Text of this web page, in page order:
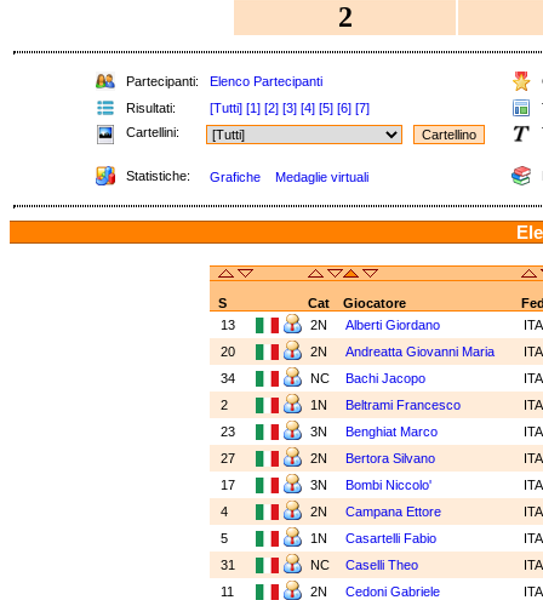
2
Partecipanti: Elenco Partecipanti
Risultati:
[Tutti] [1] [2] [3] [4] [5] [6] [7]
Cartellini:
Statistiche: Grafiche Medaglie virtuali
S Cat Giocatore
13
2N Alberti Giordano
20
2N Andreatta Giovanni Maria
34
NC Bachi Jacopo
2
1N Beltrami Francesco
23
3N Benghiat Marco
27
2N Bertora Silvano
17
3N Bombi Niccolo'
4
2N Campana Ettore
5
1N Casartelli Fabio
31
NC Caselli Theo
11
2N Cedoni Gabriele